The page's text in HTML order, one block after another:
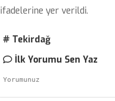
ifadelerine yer verildi.
# Tekirdağ
İlk Yorumu Sen Yaz